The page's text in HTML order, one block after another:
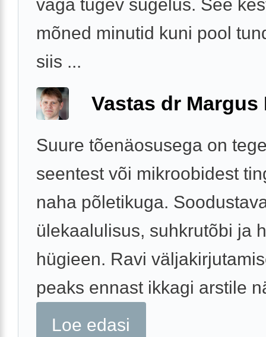
väga tugev sügelus. See
mõned minutid kuni pool
siis ...
Vastas dr Margus
Suure tõenäosusega on
seentest või mikroobidest
naha põletikuga.
ülekaalulisus, suhkrutõbi ja
hügieen. Ravi
peaks ennast ikkagi arstile
Loe edasi